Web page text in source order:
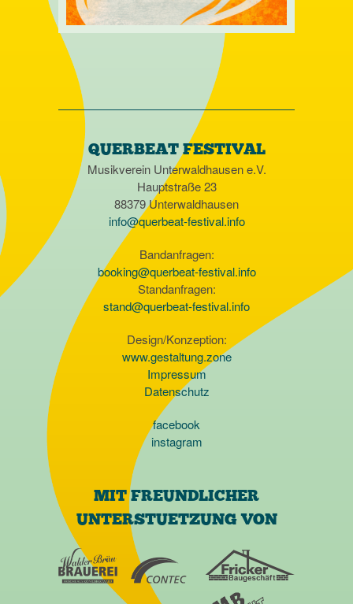
QUERBEAT FESTIVAL
Musikverein Unterwaldhausen e.V.
Hauptstraße 23
88379 Unterwaldhausen
info@querbeat-festival.info
Bandanfragen:
booking@querbeat-festival.info
Standanfragen:
stand@querbeat-festival.info
Design/Konzeption:
www.gestaltung.zone
Impressum
Datenschutz
facebook
instagram
MIT FREUNDLICHER
UNTERSTUETZUNG VON